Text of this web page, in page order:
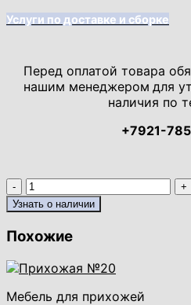
Услуги по доставке и сборке
Перед оплатой товара
нашим менеджером для
наличия по
+7921-
Количество
товара
Панель-
вешалка
мягка
спинка,
экокожа,
Узнать о наличии
Похожие
Мебель для прихожей